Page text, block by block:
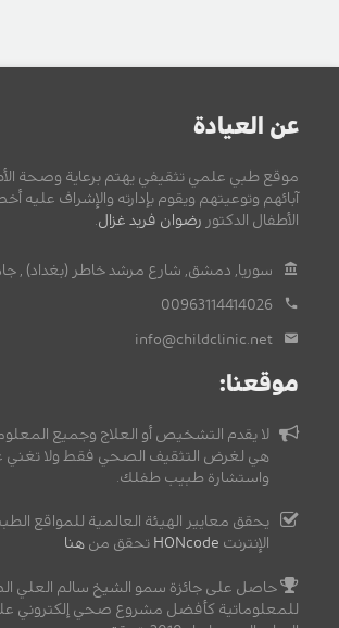
عن العيادة
موقع طبي علمي تثقيفي يهتم برعاية وصحة
آبائهم وتوعيتهم ويقوم بإدارته والإشراف عليه
الأطفال الدكتور رضوان فريد غزال
سوريا, دمشق, شارع مرشد خاطر (بغداد) ,
00963114414026
info@childclinic.net
موقعنا:
لا يقدم التشخيص أو العلاج وجميع
هي لغرض التثقيف الصحي فقط ولا تغني
واستشارة طبيب طفلك.
يحقق معايير الهيئة العالمية للمواقع
الإنترنت HONcode تحقق من هنا
حاصل على جائزة سمو الشيخ سالم العلي
للمعلوماتية كأفضل مشروع صحي إلكتروني